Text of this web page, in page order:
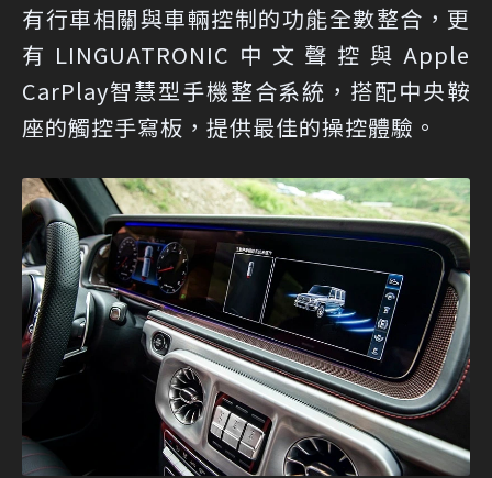
有行車相關與車輛控制的功能全數整合，更
有LINGUATRONIC中文聲控與Apple
CarPlay智慧型手機整合系統，搭配中央鞍
座的觸控手寫板，提供最佳的操控體驗。